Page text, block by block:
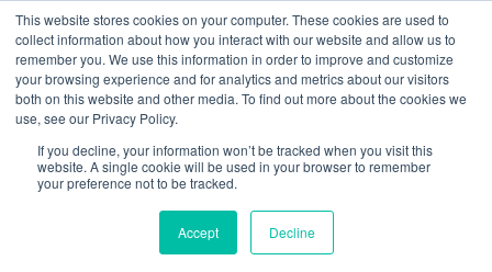
This website stores cookies on your computer. These cookies are used to
collect information about how you interact with our website and allow us to
remember you. We use this information in order to improve and customize
your browsing experience and for analytics and metrics about our visitors
both on this website and other media. To find out more about the cookies we
use, see our Privacy Policy.
If you decline, your information won’t be tracked when you visit this
website. A single cookie will be used in your browser to remember
your preference not to be tracked.
Accept Decline
Guía de uso
Acceso / Registro